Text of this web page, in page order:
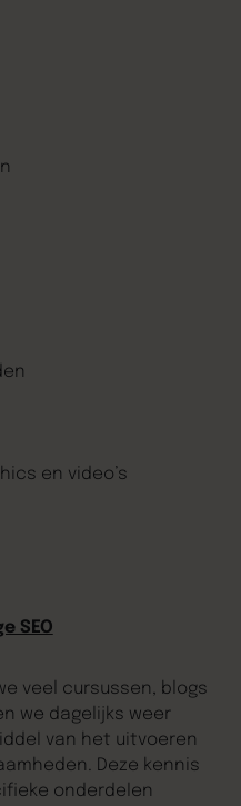
en video’s
SEO
veel cursussen, blogs
we dagelijks weer
van het uitvoeren
Deze kennis
onderdelen